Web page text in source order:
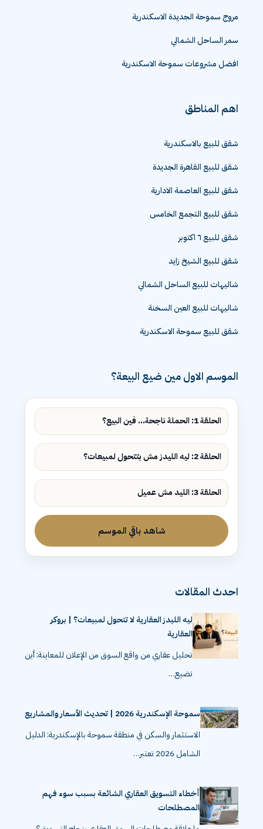
مروج سموحة الجديدة الاسكندرية
سمر الساحل الشمالي
افضل مشروعات سموحة الاسكندرية
اهم المناطق
شقق للبيع بالاسكندرية
شقق للبيع القاهرة الجديدة
شقق للبيع العاصمة الادارية
شقق للبيع التجمع الخامس
شقق للبيع ٦ اكتوبر
شقق للبيع الشيخ زايد
شاليهات للبيع الساحل الشمالي
شاليهات للبيع العين السخنة
شقق للبيع سموحة الاسكندرية
الموسم الاول مين ضيع البيعة؟
الحلقة 1: الحملة ناجحة... فين البيع؟
الحلقة 2: ليه الليدز مش بتتحول لمبيعات؟
الحلقة 3: الليد مش عميل
شاهد باقي الموسم
احدث المقالات
ليه الليدز العقارية لا تتحول لمبيعات؟ | بروكر
العقارية
تحليل عقاري من واقع السوق من الإعلان للمعاينة: أين
تضيع…
سموحة الإسكندرية 2026 | تحديث الأسعار والمشاريع
الاستثمار والسكن في منطقة سموحة بالإسكندرية: الدليل
الشامل 2026 تعتبر…
أخطاء التسويق العقاري الشائعة بسبب سوء فهم
المصطلحات